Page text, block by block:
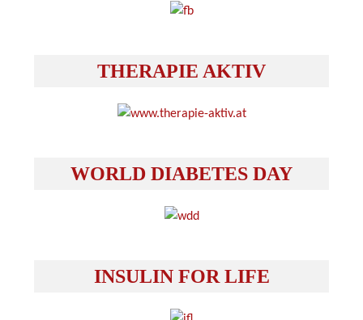
THERAPIE AKTIV
WORLD DIABETES DAY
INSULIN FOR LIFE